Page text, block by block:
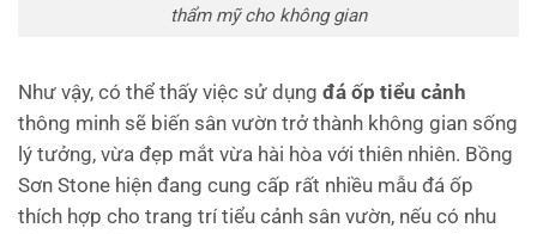
thẩm mỹ cho không gian
Như vậy, có thể thấy việc sử dụng đá ốp tiểu cảnh
thông minh sẽ biến sân vườn trở thành không gian sống
lý tưởng, vừa đẹp mắt vừa hài hòa với thiên nhiên. Bồng
Sơn Stone hiện đang cung cấp rất nhiều mẫu đá ốp
thích hợp cho trang trí tiểu cảnh sân vườn, nếu có nhu